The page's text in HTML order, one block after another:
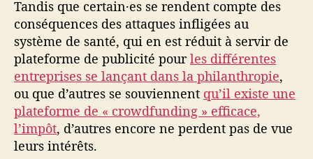
Tandis que certain·es se rendent compte des
conséquences des attaques infligées au
système de santé, qui en est réduit à servir de
plateforme de publicité pourles différentes
entreprises se lançant dans la philanthropie,
ou que d’autres se souviennent qu’il existe une
plateforme de « crowdfunding » efficace,
l’impôt, d’autres encore ne perdent pas de vue
leurs intérêts.